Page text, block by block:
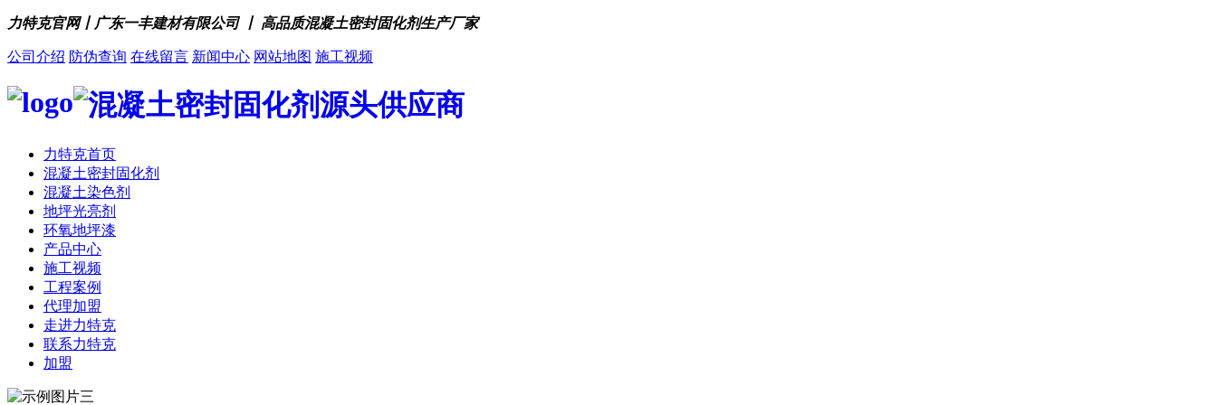
力特克官网丨广东一丰建材有限公司 丨 高品质混凝土密封固化剂生产厂家
公司介绍 防伪查询 在线留言 新闻中心 网站地图 施工视频
力特克首页
混凝土密封固化剂
混凝土染色剂
地坪光亮剂
环氧地坪漆
产品中心
施工视频
工程案例
代理加盟
走进力特克
联系力特克
加盟